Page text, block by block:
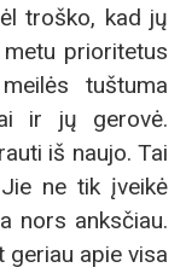
troško, kad jų
prioritetus
tuštuma
ir jų gerovė.
iš naujo. Tai
ne tik įveikė
nors anksčiau.
geriau apie visa